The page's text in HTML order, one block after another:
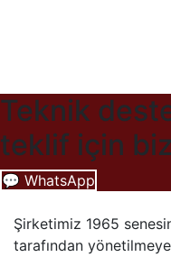
Teknik
teklif için
💬 WhatsApp
Şirketimiz 1965
tarafından yönetilmeye